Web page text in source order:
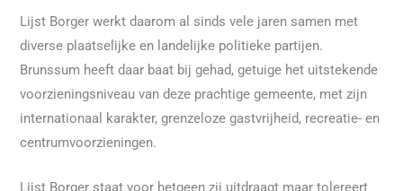
Lijst Borger werkt daarom al sinds vele jaren samen met
diverse plaatselijke en landelijke politieke partijen.
Brunssum heeft daar baat bij gehad, getuige het uitstekende
voorzieningsniveau van deze prachtige gemeente, met zijn
internationaal karakter, grenzeloze gastvrijheid, recreatie- en
centrumvoorzieningen.